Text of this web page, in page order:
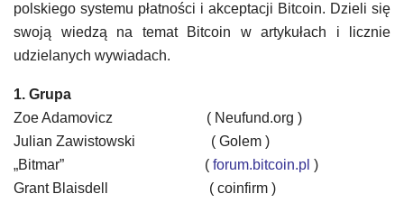
polskiego systemu płatności i akceptacji Bitcoin. Dzieli się
swoją wiedzą na temat Bitcoin w artykułach i licznie
udzielanych wywiadach.
1. Grupa
Zoe Adamovicz
( Neufund.org )
Julian Zawistowski
( Golem )
„Bitmar”
( forum.bitcoin.pl )
Grant Blaisdell
( coinfirm )